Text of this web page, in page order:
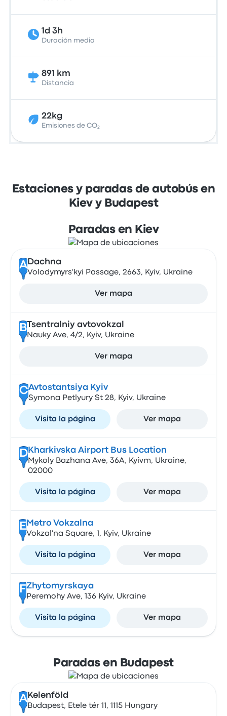
1d 3h
Duración media
891 km
Distancia
22kg
Emisiones de CO₂
Estaciones y paradas de autobús en
Kiev y Budapest
Paradas en Kiev
A Dachna
Volodymyrs'kyi Passage, 2663, Kyiv, Ukraine
Ver mapa
B Tsentralniy avtovokzal
Nauky Ave, 4/2, Kyiv, Ukraine
Ver mapa
CAvtostantsiya Kyiv
Symona Petlyury St 28, Kyiv, Ukraine
Visita la página Ver mapa
DKharkivska Airport Bus Location
Mykoly Bazhana Ave, 36А, Kyivm, Ukraine,
02000
Visita la página Ver mapa
E Metro Vokzalna
Vokzal'na Square, 1, Kyiv, Ukraine
Visita la página Ver mapa
FZhytomyrskaya
Peremohy Ave, 136 Kyiv, Ukraine
Visita la página Ver mapa
Paradas en Budapest
A Kelenföld
Budapest, Etele tér 11, 1115 Hungary